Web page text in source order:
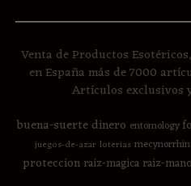
Venta de Productos
en España más de 7000
Artículos exclusivos
buena-suertedinero entomology
juegos-de-azar loterias
proteccion raiz-magica raiz-